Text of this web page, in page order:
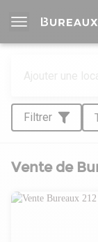
Filtrer
Vente de